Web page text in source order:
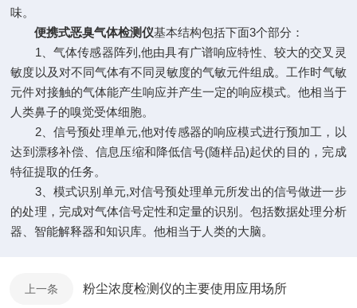
味。
便携式恶臭气体检测仪基本结构包括下面3个部分：
1、气体传感器阵列,他由具有广谱响应特性、较大的交叉灵
敏度以及对不同气体有不同灵敏度的气敏元件组成。工作时气敏
元件对接触的气体能产生响应并产生一定的响应模式。他相当于
人类鼻子的嗅觉受体细胞。
2、信号预处理单元,他对传感器的响应模式进行预加工，以
达到漂移补偿、信息压缩和降低信号(随样品)起伏的目的，完成
特征提取的任务。
3、模式识别单元,对信号预处理单元所发出的信号做进一步
的处理，完成对气体信号定性和定量的识别。包括数据处理分析
器、智能解释器和知识库。他相当于人类的大脑。
上一条 粉尘浓度检测仪的主要使用应用场所